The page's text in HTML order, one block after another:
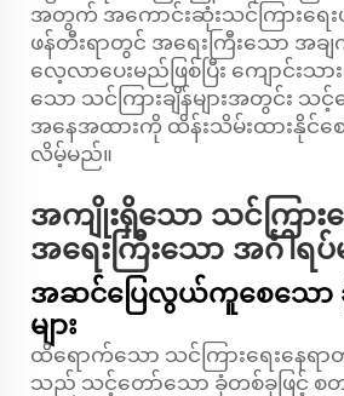
အတွက် အကောင်းဆုံးသင်ကြားရေး
ဖန်တီးရာတွင် အရေးကြီးသော အချ
လေ့လာပေးမည်ဖြစ်ပြီး ကျောင်းသာ
သော သင်ကြားချိန်များအတွင်း သ
အနေအထားကို ထိန်းသိမ်းထားနိုင်စေ
လိမ့်မည်။
အကျိုးရှိသော သင်ကြား
အရေးကြီးသော အင်္ဂါရပ်မ
အဆင်ပြေလွယ်ကူစေသော
များ
ထိရောက်သော သင်ကြားရေးနေရ
သည် သင့်တော်သော ခုံတစ်ခုဖြင့် စ